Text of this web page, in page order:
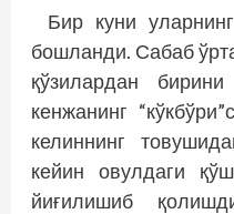
Бир куни
бошланди. Сабаб
қўзилардан
кенжанинг
келиннинг
кейин овулдаги
йиғилишиб